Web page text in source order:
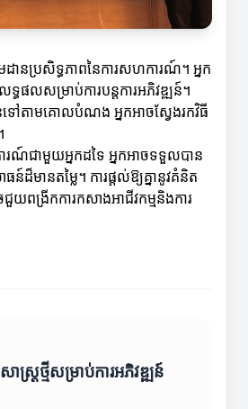
ដានប្រសិទ្ធភាពនៃការសហការណ៍។ អ្នក
លទ្ធផលសម្រាប់ការបន្ដការអភិវឌ្ឍន៍។
ទៅតាមគោលបំណង អ្នកអាចស្វែងរកវិធី
ណ៍ជាមួយអ្នកដទៃ អ្នកអាចទទួលបាន
មានតម្លៃ។ ការផ្តល់ឱ្យគ្នានូវគំនិត
ជួយពង្រីកការកសាងអាជីវកម្មនិងការ
ស្រ្តថ្មីសម្រាប់ការអភិវឌ្ឍន៍